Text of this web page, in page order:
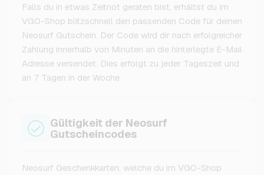
Falls du in etwas Zeitnot geraten bist, erhältst du im
VGO-Shop blitzschnell den passenden Code für deinen
Neosurf Gutschein. Der Code wird dir nach erfolgreicher
Zahlung innerhalb von Minuten an die hinterlegte E-Mail
Adresse versendet. Dies erfolgt zu jeder Tageszeit und
an 7 Tagen in der Woche.
Gültigkeit der Neosurf
Gutscheincodes
Neosurf Geschenkkarten, welche du im VGO-Shop